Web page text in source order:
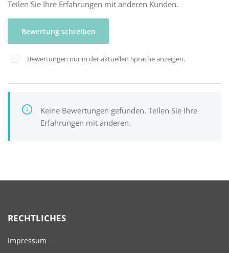
Teilen Sie Ihre Erfahrungen mit anderen Kunden.
Bewertung schreiben
Bewertungen nur in der aktuellen Sprache anzeigen.
Keine Bewertungen gefunden. Teilen Sie Ihre
Erfahrungen mit anderen.
RECHTLICHES
Impressum